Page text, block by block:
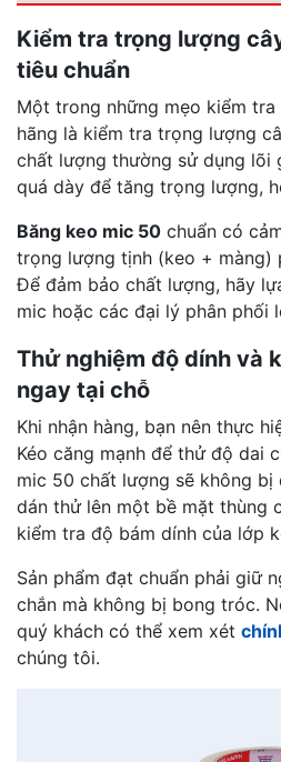
Kiểm tra trọng lượng
tiêu chuẩn
Một trong những mẹo kiểm
hãng là kiểm tra trọng lượng
chất lượng thường sử dụng lõi
quá dày để tăng trọng lượng,
Băng keo mic 50 chuẩn có
trọng lượng tịnh (keo + màng)
Để đảm bảo chất lượng, hãy
mic hoặc các đại lý phân phối
Thử nghiệm độ dính và
ngay tại chỗ
Khi nhận hàng, bạn nên thực
Kéo căng mạnh để thử độ dai
mic 50 chất lượng sẽ không bị
dán thử lên một bề mặt thùng
kiểm tra độ bám dính của lớp
Sản phẩm đạt chuẩn phải giữ
chắn mà không bị bong tróc.
quý khách có thể xem xét
chúng tôi.